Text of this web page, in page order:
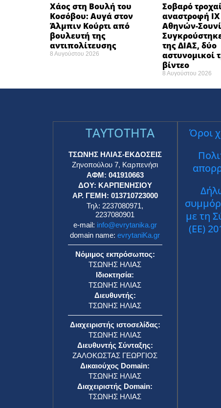
Χάος στη Βουλή του
Κοσόβου: Αυγά στον
Άλμπιν Κούρτι από
βουλευτή της
αντιπολίτευσης
8 Αυγούστου 2026
Σοβαρό
αναστροφή
Αθηνών-
της ΔΙΑΣ, δύο
αστυνομικοί
βίντεο
8 Αυγούστου 2026
TAYTOTHTA
ΤΣΩΝΗΣ ΗΛΙΑΣ-ΕΚΔΟΣΕΙΣ
Ζηνοπούλου 7, Καρπενήσι
ΑΦΜ: 041910663
ΔΟΥ: ΚΑΡΠΕΝΗΣΙΟΥ
ΑΡ. ΓΕΜΗ: 013710723000
Τηλ: 2237080971,
2237080901
e-mail: info@evrytanika.gr
domain name:evrytaniKa.gr
Νόμιμος εκπρόσωπος:
ΤΣΩΝΗΣ ΗΛΙΑΣ
Ιδιοκτησία:
ΤΣΩΝΗΣ ΗΛΙΑΣ
Διευθυντής:
ΤΣΩΝΗΣ ΗΛΙΑΣ
Διαχειριστής ιστοσελίδας:
ΤΣΩΝΗΣ ΗΛΙΑΣ
Διευθυντής Σύνταξης:
ΖΑΛΟΚΩΣΤΑΣ ΓΕΩΡΓΙΟΣ
Δικαιούχος Domain:
ΤΣΩΝΗΣ ΗΛΙΑΣ
Διαχειριστής Domain:
ΤΣΩΝΗΣ ΗΛΙΑΣ
Όροι
με τη
(ΕΕ)